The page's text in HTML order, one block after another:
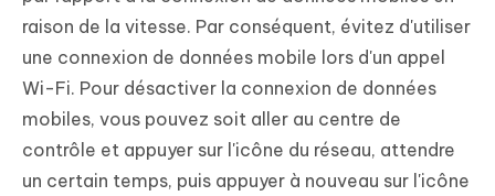
raison de la vitesse. Par conséquent, évitez d'utiliser
une connexion de données mobile lors d'un appel
Wi-Fi. Pour désactiver la connexion de données
mobiles, vous pouvez soit aller au centre de
contrôle et appuyer sur l'icône du réseau, attendre
un certain temps, puis appuyer à nouveau sur l'icône